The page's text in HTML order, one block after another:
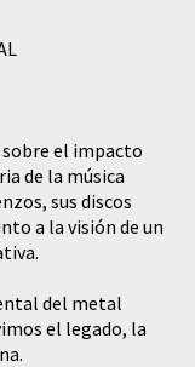
el impacto
de la música
sus discos
a la visión de un
del metal
el legado, la